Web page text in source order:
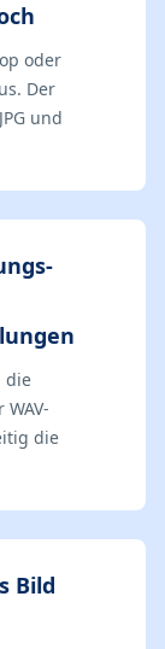
oder
Der
und
die
die
Bild